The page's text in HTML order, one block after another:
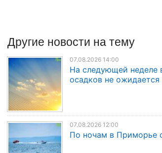
Другие новости на тему
07.08.2026 14:00
На следующей неделе
осадков не ожидается
07.08.2026 12:00
По ночам в Приморье